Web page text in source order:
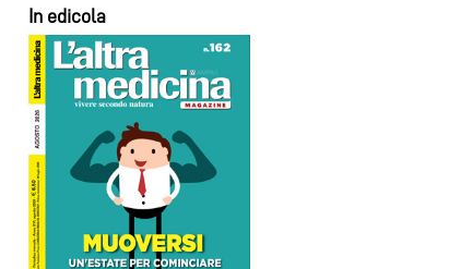
In edicola